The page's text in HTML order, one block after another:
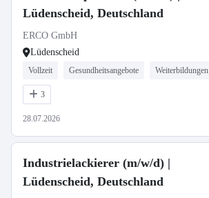
Lüdenscheid, Deutschland
ERCO GmbH
Lüdenscheid
Vollzeit Gesundheitsangebote Weiterbildungen
3
28.07.2026
Industrielackierer (m/w/d) |
Lüdenscheid, Deutschland